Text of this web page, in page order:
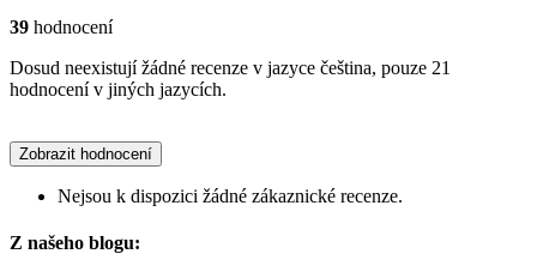
39 hodnocení
Dosud neexistují žádné recenze v jazyce čeština, pouze 21
hodnocení v jiných jazycích.
Zobrazit hodnocení
Nejsou k dispozici žádné zákaznické recenze.
Z našeho blogu: